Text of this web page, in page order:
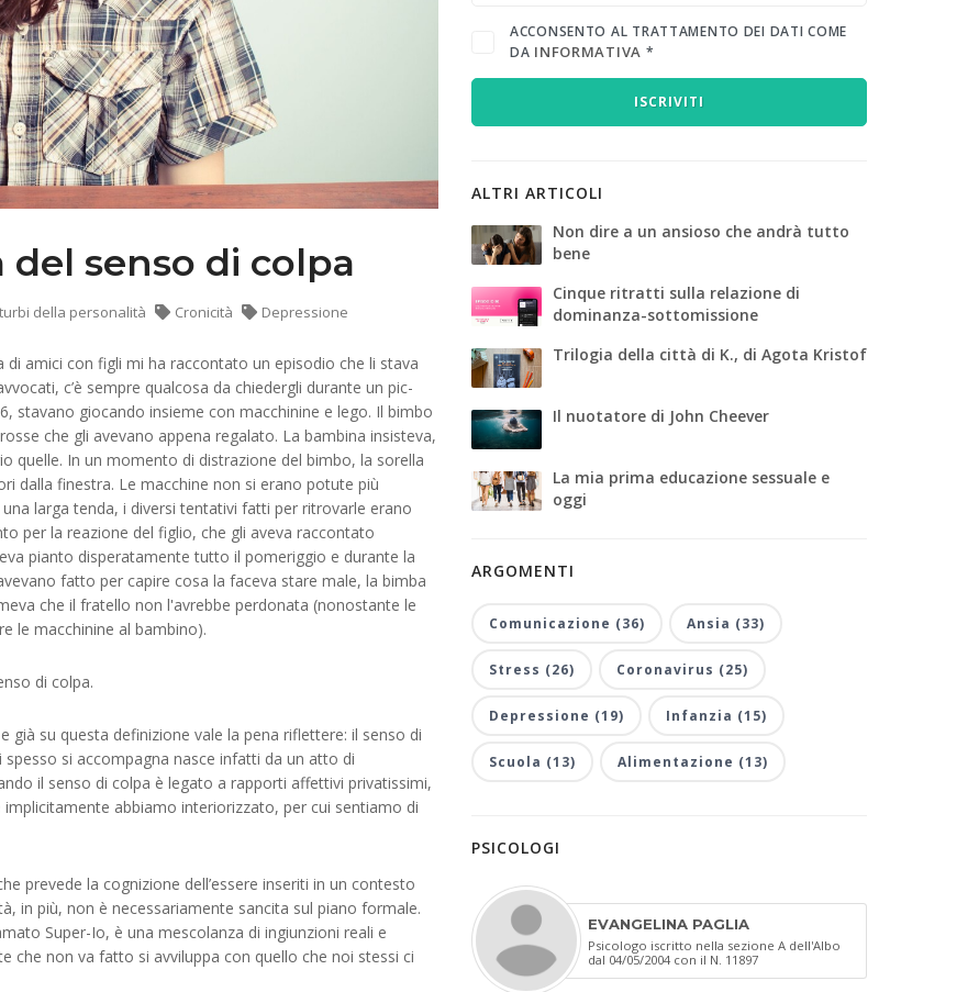
senso di colpa
della personalità Cronicità Depressione
amici con figli mi ha raccontato un episodio che li stava
c’è sempre qualcosa da chiedergli durante un pic-
stavano giocando insieme con macchinine e lego. Il bimbo
che gli avevano appena regalato. La bambina insisteva,
quelle. In un momento di distrazione del bimbo, la sorella
dalla finestra. Le macchine non si erano potute più
larga tenda, i diversi tentativi fatti per ritrovarle erano
per la reazione del figlio, che gli aveva raccontato
pianto disperatamente tutto il pomeriggio e durante la
fatto per capire cosa la faceva stare male, la bimba
che il fratello non l'avrebbe perdonata (nonostante le
le macchinine al bambino).
di colpa.
già su questa definizione vale la pena riflettere: il senso di
si accompagna nasce infatti da un atto di
il senso di colpa è legato a rapporti affettivi privatissimi,
abbiamo interiorizzato, per cui sentiamo di
prevede la cognizione dell’essere inseriti in un contesto
in più, non è necessariamente sancita sul piano formale.
Super-Io, è una mescolanza di ingiunzioni reali e
che non va fatto si avviluppa con quello che noi stessi ci
ACCONSENTO AL TRATTAMENTO DEI DATI COME
DA INFORMATIVA *
ISCRIVITI
ALTRI ARTICOLI
Non dire a un ansioso che andrà tutto
bene
Cinque ritratti sulla relazione di
dominanza-sottomissione
Trilogia della città di K., di Agota Kristof
Il nuotatore di John Cheever
La mia prima educazione sessuale e
oggi
ARGOMENTI
Comunicazione (36) Ansia (33)
Stress (26) Coronavirus (25)
Depressione (19) Infanzia (15)
Scuola (13) Alimentazione (13)
PSICOLOGI
EVANGELINA PAGLIA
Psicologo iscritto nella sezione A dell'Albo
dal 04/05/2004 con il N. 11897